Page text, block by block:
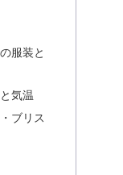
服装と
気温
ブリス